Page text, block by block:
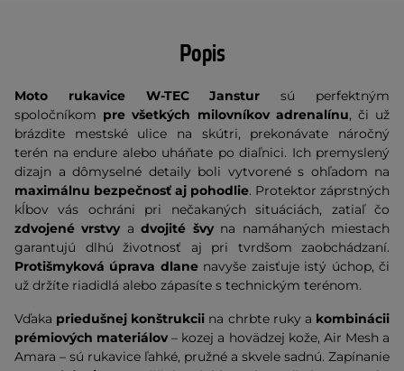
Popis
Moto rukavice W-TEC Janstur sú perfektným
spoločníkom pre všetkých milovníkov adrenalínu, či už
brázdite mestské ulice na skútri, prekonávate náročný
terén na endure alebo uháňate po diaľnici. Ich premyslený
dizajn a dômyselné detaily boli vytvorené s ohľadom na
maximálnu bezpečnosť aj pohodlie. Protektor záprstných
kĺbov vás ochráni pri nečakaných situáciách, zatiaľ čo
zdvojené vrstvyadvojité švyna namáhaných miestach
garantujú dlhú životnosť aj pri tvrdšom zaobchádzaní.
Protišmyková úprava dlanenavyše zaisťuje istý úchop, či
už držíte riadidlá alebo zápasíte s technickým terénom.
Vďaka priedušnej konštrukcii na chrbte ruky a kombinácii
prémiových materiálov– kozej a hovädzej kože, Air Mesh a
Amara – sú rukavice ľahké, pružné a skvele sadnú. Zapínanie